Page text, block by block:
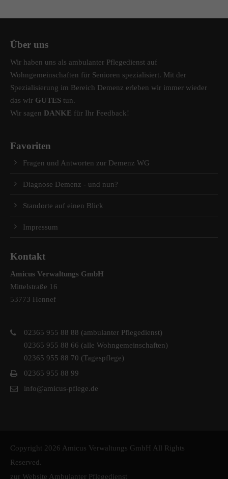
Über uns
Wir haben uns als ambulanter Pflegedienst auf
Wohngemeinschaften für Senioren spezialisiert. Mit der
Spezialisierung im Bereich Demenz erleben wir immer wieder
das wir GUTES tun.
Wir sagen DANKE für Ihr Feedback!
Favoriten
Fragen und Antworten zur Demenz WG
Diagnose Demenz - und nun?
Standorte auf einen Blick
Impressum
Kontakt
Amicus Verwaltungs GmbH
Mittelstraße 16
53773 Hennef
02365 955 88 88 (ambulanter Pflegedienst)
02365 955 88 66 (alle Wohngemeinschaften)
02365 955 88 70 (Tagespflege)
02365 955 88 99
info@amicus-pflege.de
Copyright 2026 Amicus Verwaltungs GmbH All Rights
Reserved.
zur Website Ambulanter Pflegedienst